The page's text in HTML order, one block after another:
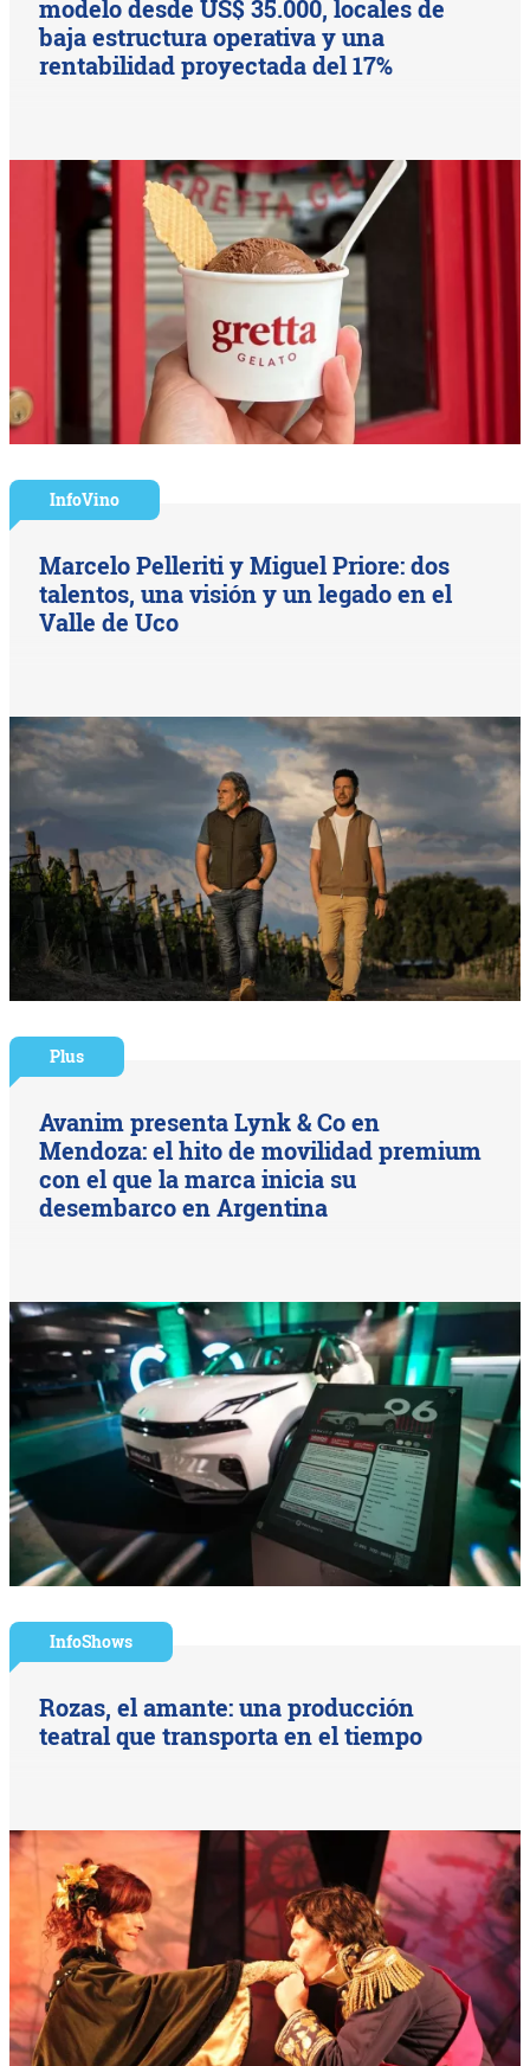
modelo desde US$ 35.000, locales de
baja estructura operativa y una
rentabilidad proyectada del 17%
InfoVino
Marcelo Pelleriti y Miguel Priore: dos
talentos, una visión y un legado en el
Valle de Uco
Plus
Avanim presenta Lynk & Co en
Mendoza: el hito de movilidad premium
con el que la marca inicia su
desembarco en Argentina
InfoShows
Rozas, el amante: una producción
teatral que transporta en el tiempo